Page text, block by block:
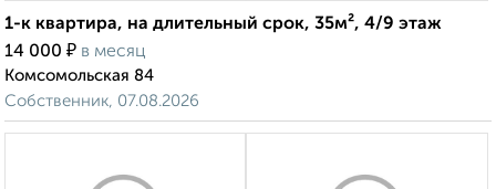
1-к квартира, на длительный срок, 35м², 4/9 этаж
14 000 ₽ в месяц
Комсомольская 84
Собственник, 07.08.2026